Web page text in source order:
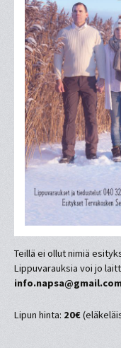
Teillä ei ollut nimiä
Lippuvarauksia voi jo
Lipun hinta: 20€